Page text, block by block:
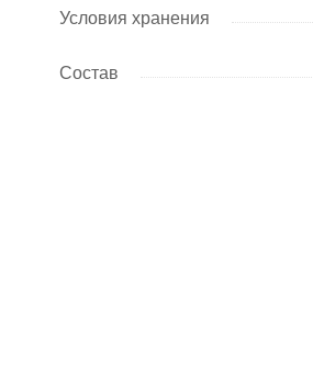
Условия хранения
Состав